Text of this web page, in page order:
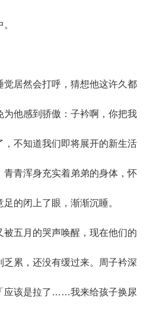
居然会打呼，猜想他这许久都
为他感到骄傲：子衿啊，你把我
，不知道我们即将展开的新生活
青青浑身充实着弟弟的身体，怀
的闭上了眼，渐渐沉睡。
五月的哭声唤醒，现在他们的
乏累，还没有缓过来。周子衿深
应该是拉了……我来给孩子换尿